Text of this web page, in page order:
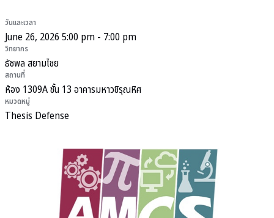
วันและเวลา
June 26, 2026 5:00 pm - 7:00 pm
วิทยากร
ธัชพล สยามไชย
สถานที่
ห้อง 1309A ชั้น 13 อาคารมหาวชิรุณหิศ
หมวดหมู่
Thesis Defense